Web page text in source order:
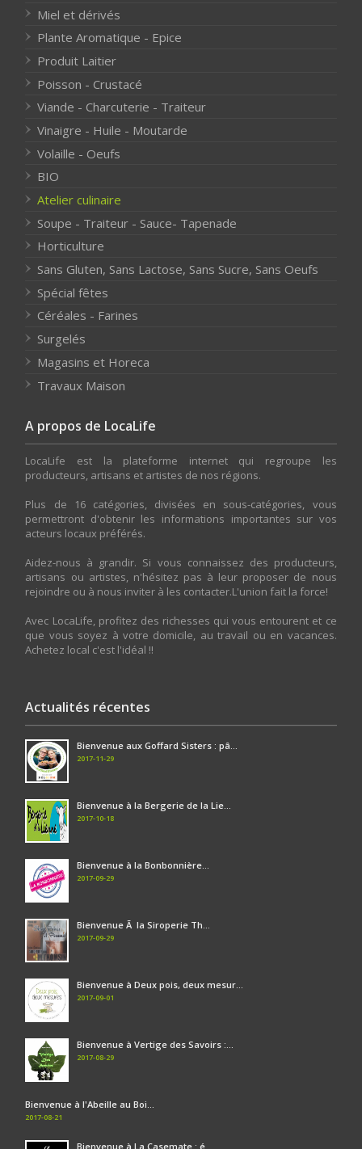
Miel et dérivés
Plante Aromatique - Epice
Produit Laitier
Poisson - Crustacé
Viande - Charcuterie - Traiteur
Vinaigre - Huile - Moutarde
Volaille - Oeufs
BIO
Atelier culinaire
Soupe - Traiteur - Sauce- Tapenade
Horticulture
Sans Gluten, Sans Lactose, Sans Sucre, Sans Oeufs
Spécial fêtes
Céréales - Farines
Surgelés
Magasins et Horeca
Travaux Maison
A propos de LocaLife
LocaLife est la plateforme internet qui regroupe les
producteurs, artisans et artistes de nos régions.
Plus de 16 catégories, divisées en sous-catégories, vous
permettront d'obtenir les informations importantes sur vos
acteurs locaux préférés.
Aidez-nous à grandir. Si vous connaissez des producteurs,
artisans ou artistes, n'hésitez pas à leur proposer de nous
rejoindre ou à nous inviter à les contacter.L'union fait la force!
Avec LocaLife, profitez des richesses qui vous entourent et ce
que vous soyez à votre domicile, au travail ou en vacances.
Achetez local c'est l'idéal !!
Actualités récentes
Bienvenue aux Goffard Sisters : pâ...
2017-11-29
Bienvenue à la Bergerie de la Lie...
2017-10-18
Bienvenue à la Bonbonnière...
2017-09-29
Bienvenue Ã la Siroperie Th...
2017-09-29
Bienvenue à Deux pois, deux mesur...
2017-09-01
Bienvenue à Vertige des Savoirs :...
2017-08-29
Bienvenue à l'Abeille au Boi...
2017-08-21
Bienvenue à La Casemate : é...